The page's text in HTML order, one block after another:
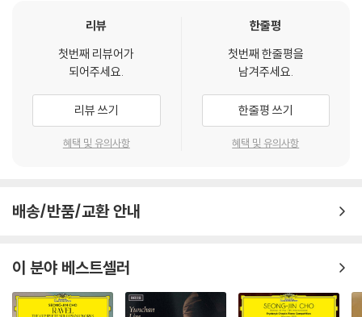
리뷰
첫번째 리뷰어가
되어주세요.
리뷰 쓰기
혜택 및 유의사항
한줄평
첫번째 한줄평을
남겨주세요.
한줄평 쓰기
혜택 및 유의사항
배송/반품/교환 안내
이 분야 베스트셀러